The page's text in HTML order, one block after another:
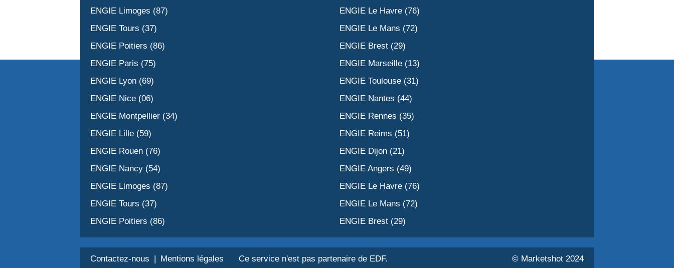
ENGIE Limoges (87)
ENGIE Le Havre (76)
ENGIE Tours (37)
ENGIE Le Mans (72)
ENGIE Poitiers (86)
ENGIE Brest (29)
ENGIE Paris (75)
ENGIE Marseille (13)
ENGIE Lyon (69)
ENGIE Toulouse (31)
ENGIE Nice (06)
ENGIE Nantes (44)
ENGIE Montpellier (34)
ENGIE Rennes (35)
ENGIE Lille (59)
ENGIE Reims (51)
ENGIE Rouen (76)
ENGIE Dijon (21)
ENGIE Nancy (54)
ENGIE Angers (49)
ENGIE Limoges (87)
ENGIE Le Havre (76)
ENGIE Tours (37)
ENGIE Le Mans (72)
ENGIE Poitiers (86)
ENGIE Brest (29)
Contactez-nous Mentions légales Ce service n'est pas partenaire de EDF. © Marketshot 2024